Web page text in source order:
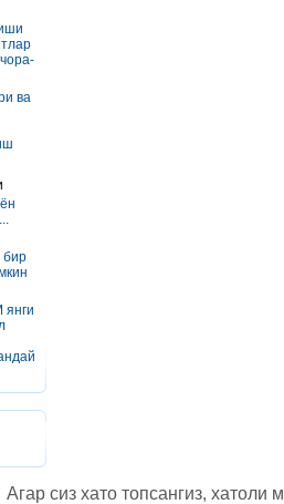
ва
бир
Агар сиз хато топсангиз, хатоли